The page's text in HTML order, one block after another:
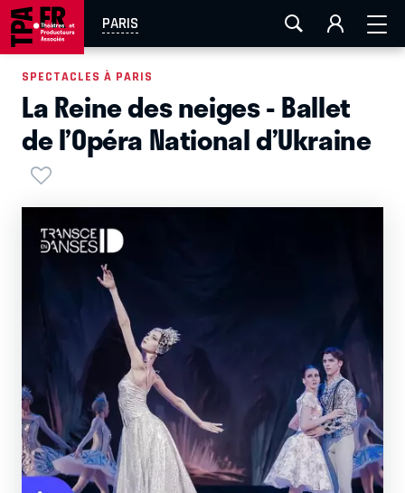
PARIS
AIX-MARSEILLE LA ROCHELLE
EN TOURNÉE
SPECTACLES À PARIS
La Reine des neiges - Ballet
de l’Opéra National d’Ukraine